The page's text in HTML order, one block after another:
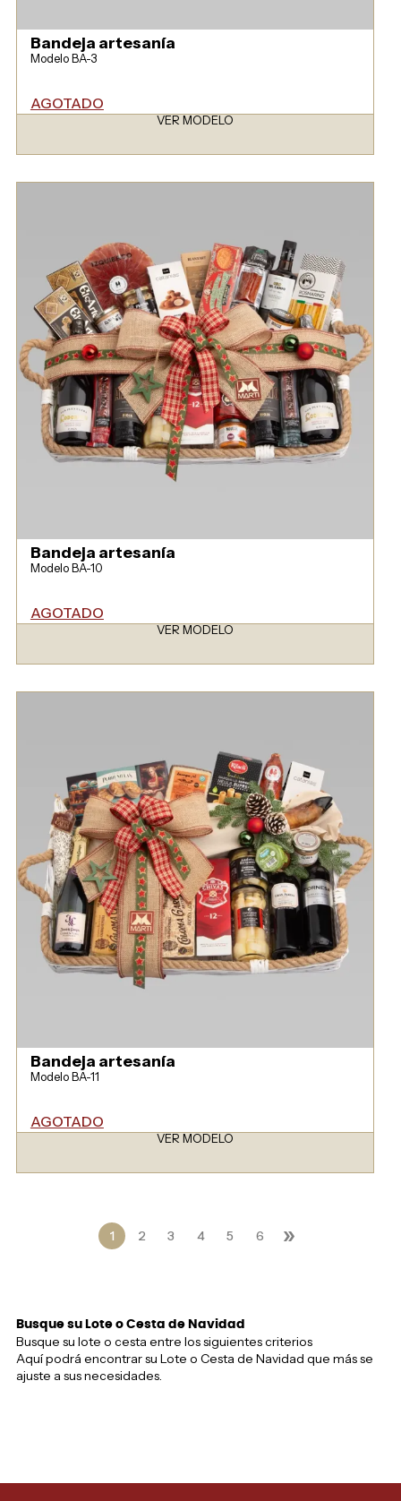
Bandeja artesanía
Modelo BA-3
AGOTADO
VER MODELO
Bandeja artesanía
Modelo BA-10
AGOTADO
VER MODELO
Bandeja artesanía
Modelo BA-11
AGOTADO
VER MODELO
1 2 3 4 5 6 »
Busque su Lote o Cesta de Navidad
Busque su lote o cesta entre los siguientes criterios
Aquí podrá encontrar su Lote o Cesta de Navidad que más se
ajuste a sus necesidades.